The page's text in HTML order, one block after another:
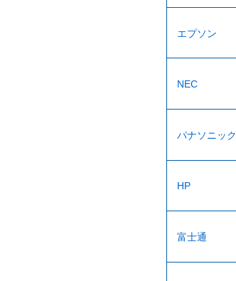
エプソン
NEC
パナソニック
HP
富士通